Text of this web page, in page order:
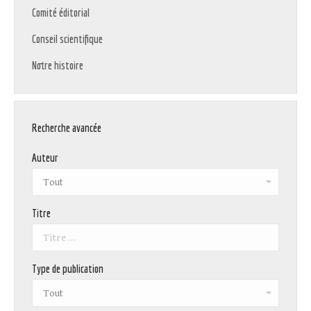
Comité éditorial
Conseil scientifique
Notre histoire
Recherche avancée
Auteur
Titre
Type de publication